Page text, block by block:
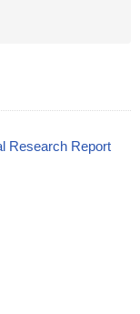
Research Report